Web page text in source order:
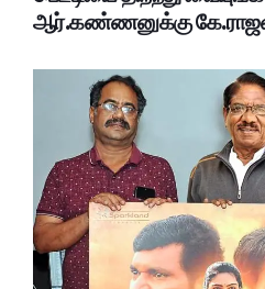
ஆர்.கண்ணனுக்கு